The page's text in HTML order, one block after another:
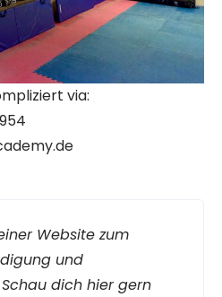
via:
Website zum
und
dich hier gern